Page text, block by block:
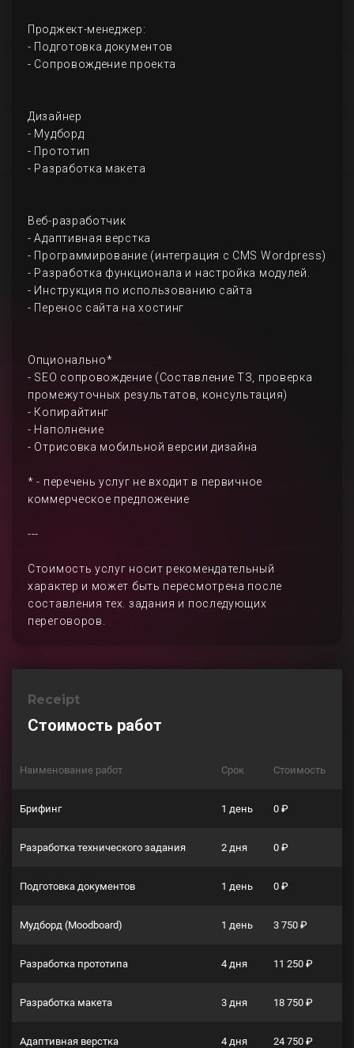
Проджект-менеджер:
- Подготовка документов
- Сопровождение проекта
Дизайнер
- Мудборд
- Прототип
- Разработка макета
Веб-разработчик
- Адаптивная верстка
- Программирование (интеграция с CMS Wordpress)
- Разработка функционала и настройка модулей.
- Инструкция по использованию сайта
- Перенос сайта на хостинг
Опционально*
- SEO сопровождение (Составление ТЗ, проверка
промежуточных результатов, консультация)
- Копирайтинг
- Наполнение
- Отрисовка мобильной версии дизайна
* - перечень услуг не входит в первичное
коммерческое предложение
---
Стоимость услуг носит рекомендательный
характер и может быть пересмотрена после
составления тех. задания и последующих
переговоров.
Receipt
Стоимость работ
Наименование работ Срок Стоимость
Брифинг 1 день 0 ₽
Разработка технического задания 2 дня 0 ₽
Подготовка документов 1 день 0 ₽
Мудборд (Moodboard) 1 день 3 750 ₽
Разработка прототипа 4 дня 11 250 ₽
Разработка макета 3 дня 18 750 ₽
Адаптивная верстка 4 дня 24 750 ₽